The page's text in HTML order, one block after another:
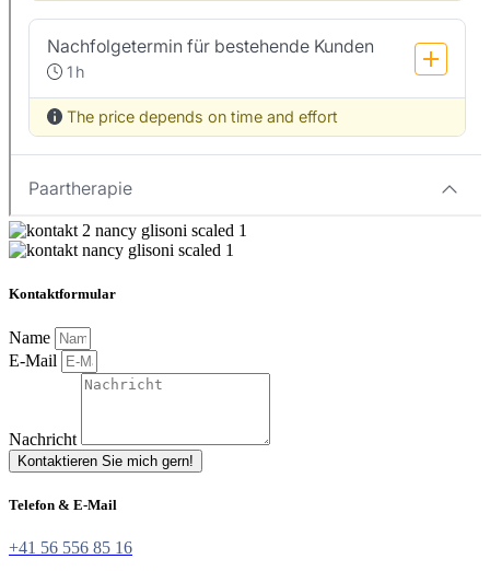
Kontaktformular
Name
E-Mail
Nachricht
Kontaktieren Sie mich gern!
Telefon & E-Mail
+41 56 556 85 16